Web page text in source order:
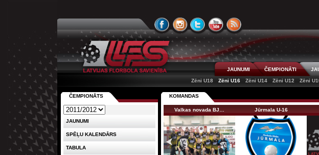
JAUNUMI ČEMPIONĀTI
Zēni U18
Zēni U16 Zēni U14 Zēni U12 Zēni
KOMANDAS
Valkas novada BJ… Jūrmala U-16
ČEMPIONĀTS
JAUNUMI
SPĒĻU KALENDĀRS
TABULA